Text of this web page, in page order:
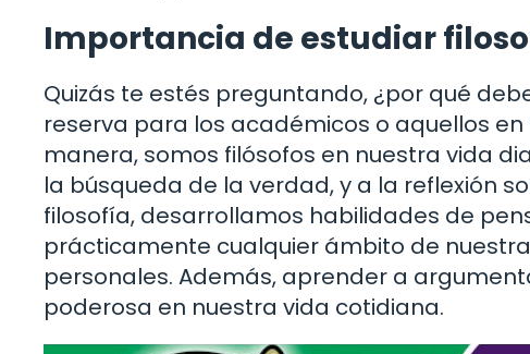
Importancia de estudiar
Quizás te estés preguntando, ¿por qué
reserva para los académicos o aquellos
manera, somos filósofos en nuestra vida
la búsqueda de la verdad, y a la reflexión
filosofía, desarrollamos habilidades de
prácticamente cualquier ámbito de
personales. Además, aprender a
poderosa en nuestra vida cotidiana.